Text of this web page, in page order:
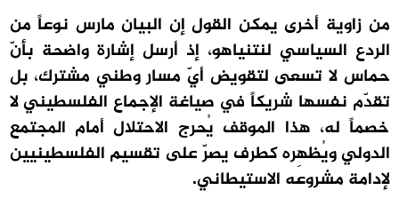
من زاوية أخرى يمكن القول إن البيان مارس نوعاً من
الردع السياسي لنتنياهو، إذ أرسل إشارة واضحة بأنّ
حماس لا تسعى لتقويض أيّ مسار وطني مشترك، بل
تقدّم نفسها شريكاً في صياغة الإجماع الفلسطيني لا
خصماً له، هذا الموقف يُحرج الاحتلال أمام المجتمع
الدولي ويُظهِره كطرف يصرّ على تقسيم الفلسطينيين
لإدامة مشروعه الاستيطاني.